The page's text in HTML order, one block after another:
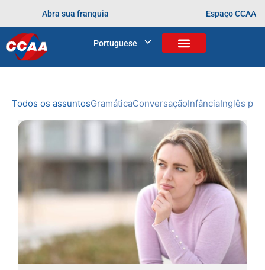
Abra sua franquia Espaço CCAA
Portuguese
Home > aprendendo desde cedo
Todos os assuntosGramáticaConversaçãoInfânciaInglês